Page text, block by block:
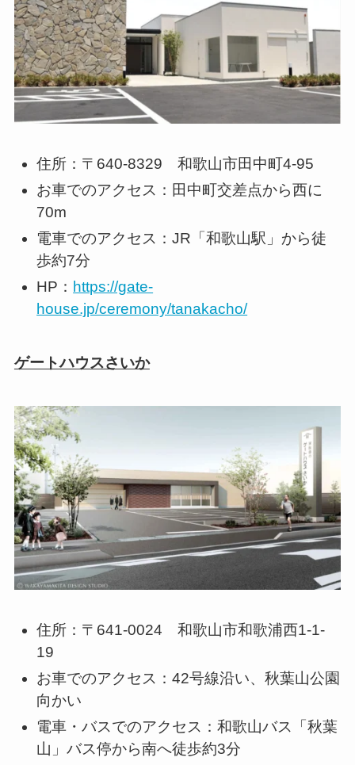
住所：〒640-8329 和歌山市田中町4-95
お車でのアクセス：田中町交差点から西に
70m
電車でのアクセス：JR「和歌山駅」から徒
歩約7分
HP： https://gate-
house.jp/ceremony/tanakacho/
ゲートハウスさいか
住所：〒641-0024 和歌山市和歌浦西1-1-
19
お車でのアクセス：42号線沿い、秋葉山公園
向かい
電車・バスでのアクセス：和歌山バス「秋葉
山」バス停から南へ徒歩約3分